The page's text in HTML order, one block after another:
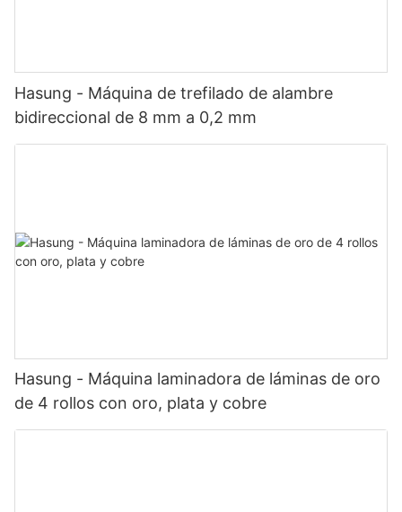
Hasung - Máquina de trefilado de alambre
bidireccional de 8 mm a 0,2 mm
Hasung - Máquina laminadora de láminas de oro
de 4 rollos con oro, plata y cobre